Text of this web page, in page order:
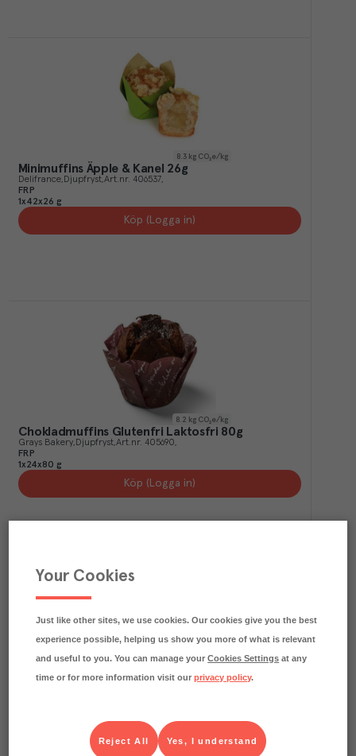
8.3 kg CO₂e/kg
Minimuffins Äpple & Kanel 26g
Delifrance Djupfryst Art.nr. 406537
FRP
1x42x26 g
Köp (Logga in)
8.2 kg CO₂e/kg
Chokladmuffins Glutenfri Laktosfri 80g
Grays Bakery Djupfryst Art.nr. 405690
FRP
1x24x80 g
Köp (Logga in)
8.2 kg CO₂e/kg
Köp (Logga in)
Your Cookies
Just like other sites, we use cookies. Our cookies give you the best
experience possible, helping us show you more of what is relevant
and useful to you. You can manage yourCookies Settings at any
time or for more information visit ourprivacy policy.
Yes, I understand
Reject All